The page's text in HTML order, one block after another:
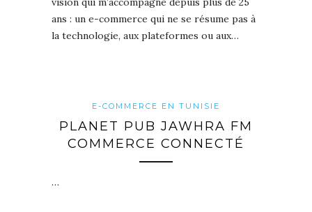
ans : un e-commerce qui ne se résume pas à
la technologie, aux plateformes ou aux…
E-COMMERCE EN TUNISIE
PLANET PUB JAWHRA FM
COMMERCE CONNECTÉ
…